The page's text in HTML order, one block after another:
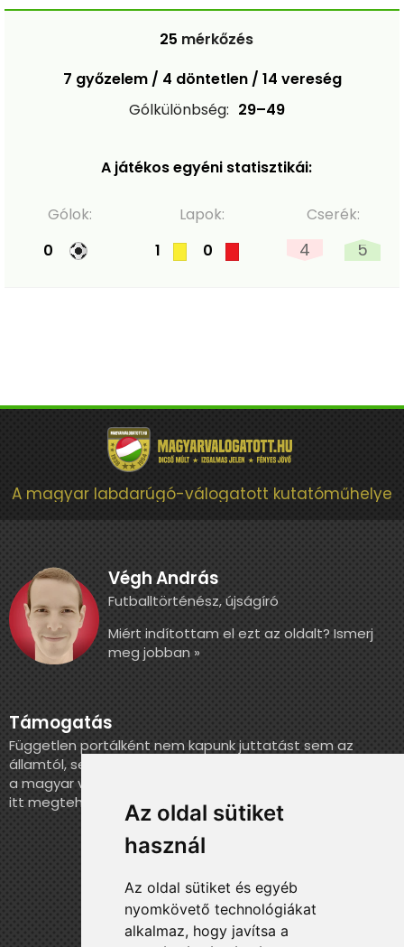
Az oldal sütiket
használ
Az oldal sütiket és egyéb
nyomkövető technológiákat
alkalmaz, hogy javítsa a
25 mérkőzés
7 győzelem / 4 döntetlen / 14 vereség
Gólkülönbség: 29–49
A játékos egyéni statisztikái:
Gólok:
0
Lapok:
1
0
Cserék:
4 5
A magyar labdarúgó-válogatott kutatóműhelye
Végh András
Futballtörténész, újságíró
Miért indítottam el ezt az oldalt? Ismerj
meg jobban »
Támogatás
Független portálként nem kapunk juttatást sem az
államtól, sem más szervezettől. Ha szeretnél segíteni
a magyar válogatott történelmének feldolgozásában,
itt megteheted.